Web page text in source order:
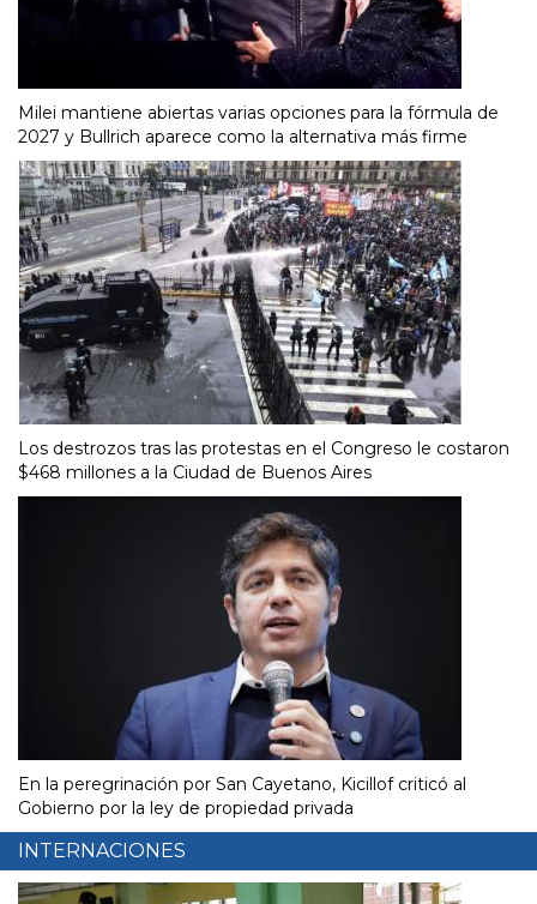
Milei mantiene abiertas varias opciones para la fórmula de
2027 y Bullrich aparece como la alternativa más firme
Los destrozos tras las protestas en el Congreso le costaron
$468 millones a la Ciudad de Buenos Aires
En la peregrinación por San Cayetano, Kicillof criticó al
Gobierno por la ley de propiedad privada
INTERNACIONES